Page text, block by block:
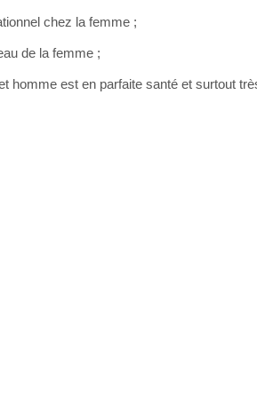
chez la femme ;
de la femme ;
homme est en parfaite santé et surtout